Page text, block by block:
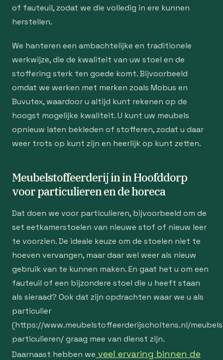
of fauteuil, zodat we die volledig in ere kunnen
herstellen.
We hanteren een ambachtelijke en traditionele
werkwijze, die de kwaliteit van uw stoel en de
stoffering sterk ten goede komt. Bijvoorbeeld
omdat we werken met merken zoals Mobus en
Buvutex, waardoor u altijd kunt rekenen op de
hoogst mogelijke kwaliteit. U kunt uw meubels
opnieuw laten bekleden of stofferen, zodat u daar
weer trots op kunt zijn en heerlijk op kunt zetten.
Meubelstoffeerderij in in Hoofddorp
voor particulieren en de horeca
Dat doen we voor particulieren, bijvoorbeeld om de
set eetkamerstoelen van nieuwe stof of nieuw leer
te voorzien. De ideale keuze om de stoelen niet te
hoeven vervangen, maar daar wel weer als nieuw
gebruik van te kunnen maken. En gaat het u om een
fauteuil of een bijzondere stoel die u heeft staan
als sieraad? Ook dat zijn opdrachten waar we u als
particulier
(https://www.meubelstoffeerderijscholtens.nl/
particulieren/ graag mee van dienst zijn.
Daarnaast hebben we veel ervaring binnen de